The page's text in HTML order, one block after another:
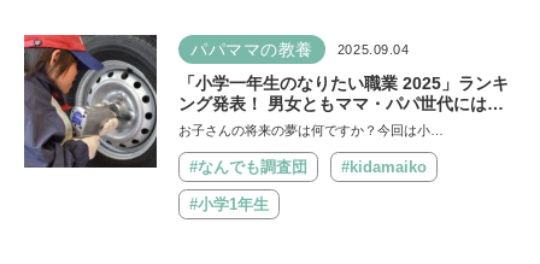
パパママの教養 2025.09.04
「小学一年生のなりたい職業 2025」ランキ
ング発表！ 男女ともママ・パパ世代には考
えられなかった職業もランクイン
お子さんの将来の夢は何ですか？今回は小…
#なんでも調査団 #kidamaiko
#小学1年生